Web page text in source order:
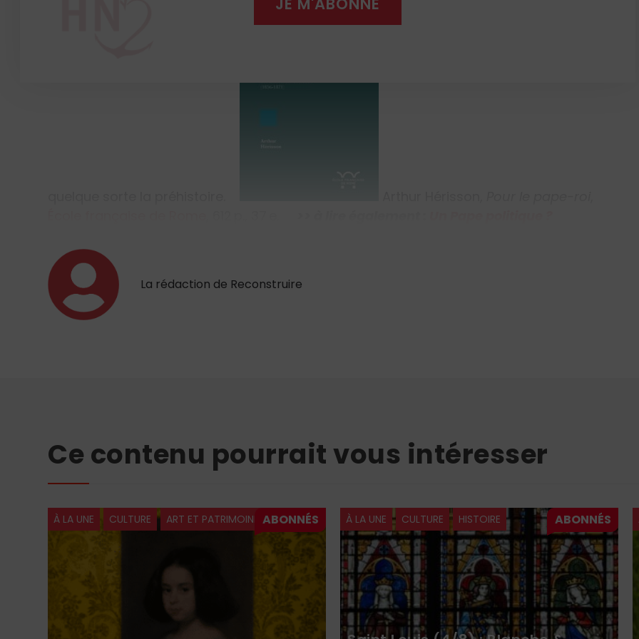
La rédaction de Reconstruire
Ce contenu pourrait vous intéresser
À LA UNE CULTURE ART ET PATRIMOINE À LA UNE CULTURE HISTOIRE